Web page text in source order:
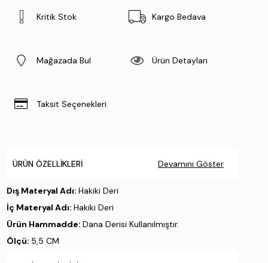
Kritik Stok Kargo Bedava
Mağazada Bul Ürün Detayları
Taksit Seçenekleri
ÜRÜN ÖZELLIKLERI Devamını Göster
Dış Materyal Adı: Hakiki Deri
İç Materyal Adı: Hakiki Deri
Ürün Hammadde: Dana Derisi Kullanılmıştır.
Ölçü: 5,5 CM